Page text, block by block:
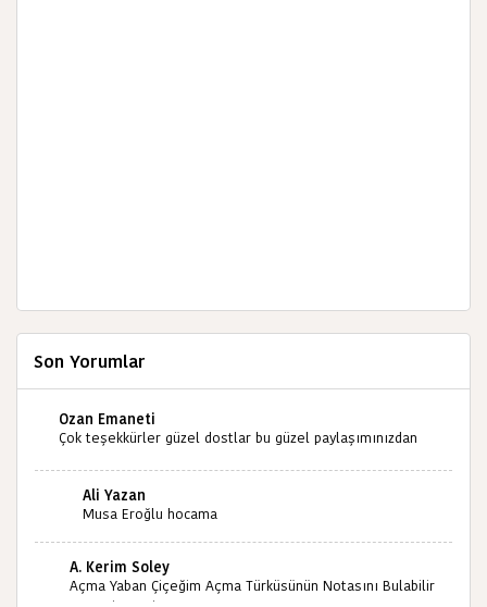
Son Yorumlar
Ozan Emaneti
Çok teşekkürler güzel dostlar bu güzel paylaşımınızdan
ölmeyecektir tekrar teşekkürler saygılarımla
Ali Yazan
Musa Eroğlu hocama
A. Kerim Soley
Açma Yaban Çiçeğim Açma Türküsünün Notasını Bulabilir